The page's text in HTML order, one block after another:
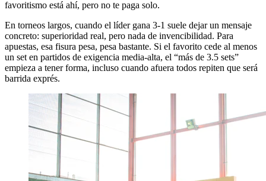
favoritismo está ahí, pero no te paga solo.
En torneos largos, cuando el líder gana 3-1 suele dejar un mensaje
concreto: superioridad real, pero nada de invencibilidad. Para
apuestas, esa fisura pesa, pesa bastante. Si el favorito cede al menos
un set en partidos de exigencia media-alta, el “más de 3.5 sets”
empieza a tener forma, incluso cuando afuera todos repiten que será
barrida exprés.